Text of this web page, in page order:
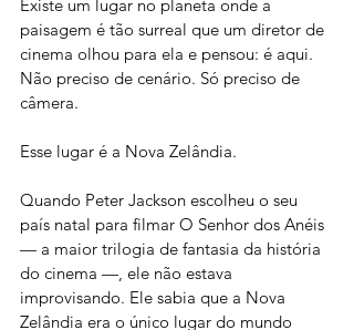
Existe um lugar no planeta onde a
paisagem é tão surreal que um diretor de
cinema olhou para ela e pensou: é aqui.
Não preciso de cenário. Só preciso de
câmera.
Esse lugar é a Nova Zelândia.
Quando Peter Jackson escolheu o seu
país natal para filmar O Senhor dos Anéis
— a maior trilogia de fantasia da história
do cinema —, ele não estava
improvisando. Ele sabia que a Nova
Zelândia era o único lugar do mundo